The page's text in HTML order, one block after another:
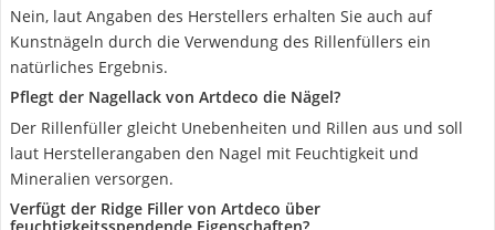
Nein, laut Angaben des Herstellers erhalten Sie auch auf
Kunstnägeln durch die Verwendung des Rillenfüllers ein
natürliches Ergebnis.
Pflegt der Nagellack von Artdeco die Nägel?
Der Rillenfüller gleicht Unebenheiten und Rillen aus und soll
laut Herstellerangaben den Nagel mit Feuchtigkeit und
Mineralien versorgen.
Verfügt der Ridge Filler von Artdeco über